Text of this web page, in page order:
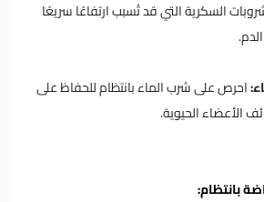
السكرية التي قد تُسبب ارتفاعًا سريعًا
احرص على شرب الماء بانتظام للحفاظ على
الأعضاء الحيوية.
بانتظام: